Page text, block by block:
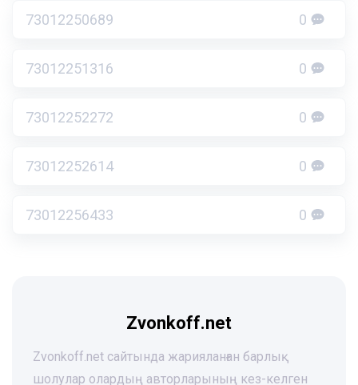
73012250689 0
73012251316 0
73012252272 0
73012252614 0
73012256433 0
Zvonkoff.net
Zvonkoff.net сайтында жарияланған барлық
шолулар олардың авторларының кез-келген